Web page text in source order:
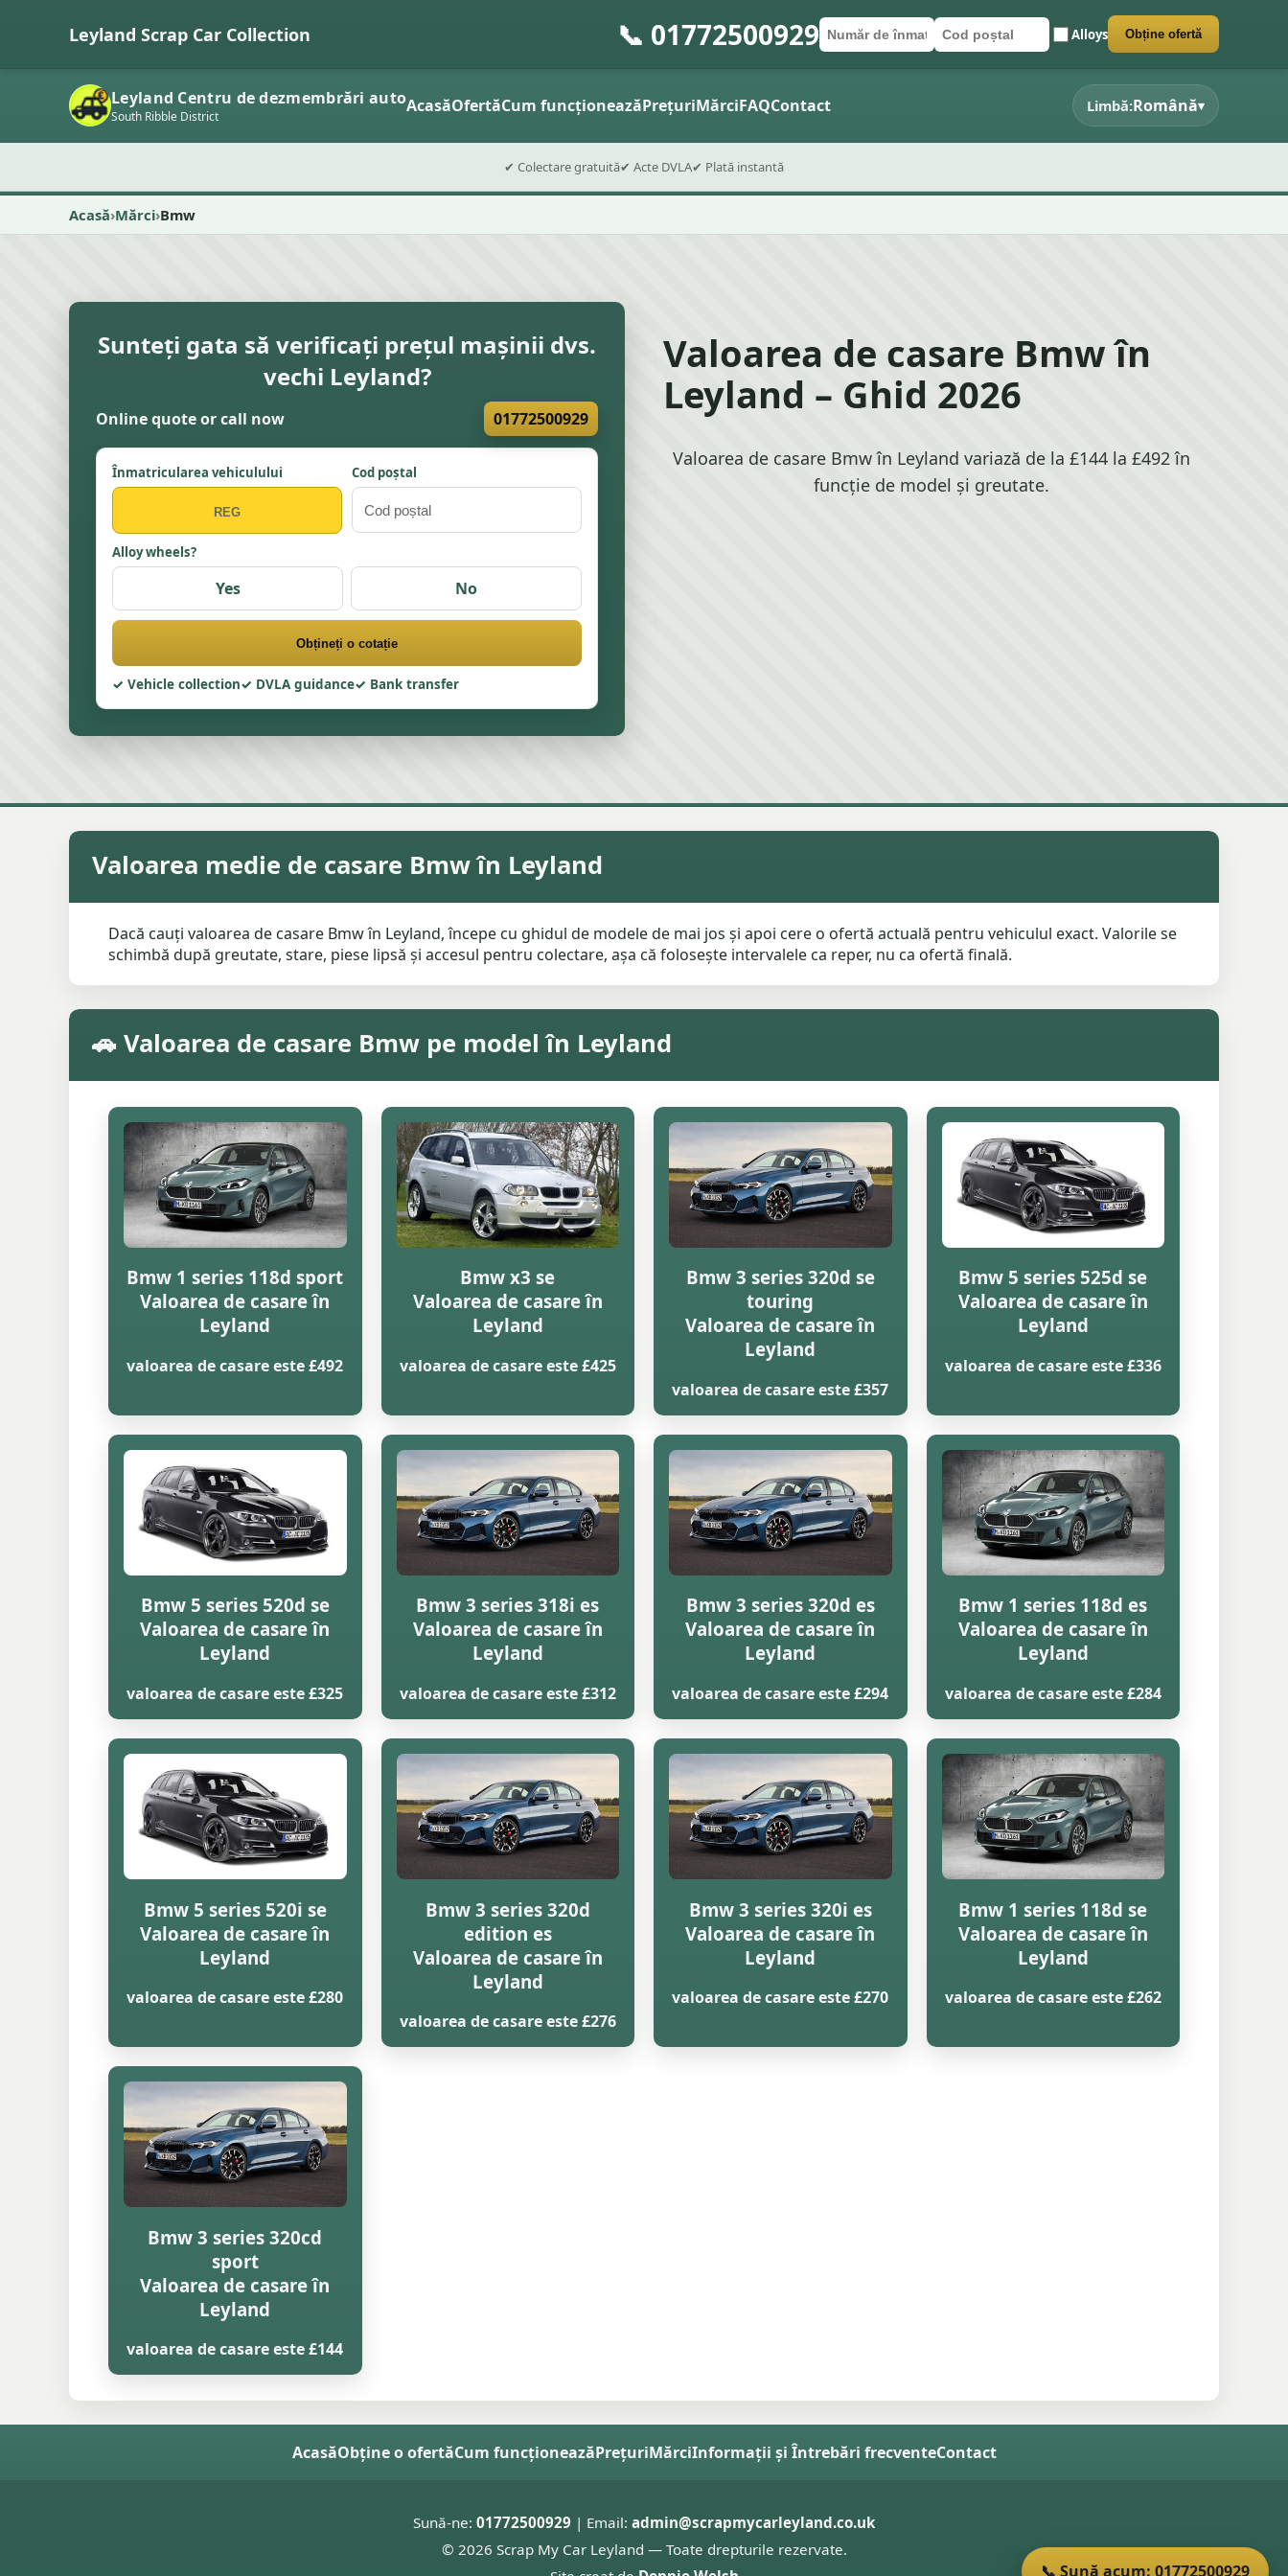
Leyland Scrap Car Collection 📞 01772500929Număr de înmatriculare
Cod poștal Alloys
Trimite formularul Obține ofertă
Leyland Centru de dezmembrări auto
South Ribble District AcasăOfertăCum funcționeazăPrețuriMărciFAQContact Limbă:Română▾
✔ Colectare gratuită✔ Acte DVLA✔ Plată instantă
Acasă Mărci Bmw
Sunteți gata să verificați prețul mașinii dvs.
vechi Leyland?
Online quote or call now 01772500929
Înmatricularea vehiculului Cod poștal
Alloy wheels?
Yes No
Obțineți o cotație
Vehicle collection DVLA guidance Bank transfer
Valoarea de casare Bmw în
Leyland – Ghid 2026
Valoarea de casare Bmw în Leyland variază de la £144 la £492 în
funcție de model și greutate.
Valoarea medie de casare Bmw în Leyland
Dacă cauți valoarea de casare Bmw în Leyland, începe cu ghidul de modele de mai jos și apoi cere o ofertă actuală pentru vehiculul exact. Valorile se
schimbă după greutate, stare, piese lipsă și accesul pentru colectare, așa că folosește intervalele ca reper, nu ca ofertă finală.
🚗 Valoarea de casare Bmw pe model în Leyland
Bmw 1 series 118d sport
Valoarea de casare în
Leyland
valoarea de casare este £492
Bmw x3 se
Valoarea de casare în
Leyland
valoarea de casare este £425
Bmw 3 series 320d se
touring
Valoarea de casare în
Leyland
valoarea de casare este £357
Bmw 5 series 525d se
Valoarea de casare în
Leyland
valoarea de casare este £336
Bmw 5 series 520d se
Valoarea de casare în
Leyland
valoarea de casare este £325
Bmw 3 series 318i es
Valoarea de casare în
Leyland
valoarea de casare este £312
Bmw 3 series 320d es
Valoarea de casare în
Leyland
valoarea de casare este £294
Bmw 1 series 118d es
Valoarea de casare în
Leyland
valoarea de casare este £284
Bmw 5 series 520i se
Valoarea de casare în
Leyland
valoarea de casare este £280
Bmw 3 series 320d
edition es
Valoarea de casare în
Leyland
valoarea de casare este £276
Bmw 3 series 320i es
Valoarea de casare în
Leyland
valoarea de casare este £270
Bmw 1 series 118d se
Valoarea de casare în
Leyland
valoarea de casare este £262
Bmw 3 series 320cd
sport
Valoarea de casare în
Leyland
valoarea de casare este £144
AcasăObține o ofertăCum funcționeazăPrețuriMărciInformații și Întrebări frecventeContact
Sună-ne: 01772500929 | Email: admin@scrapmycarleyland.co.uk
© 2026 Scrap My Car Leyland — Toate drepturile rezervate.
📞 Sună acum: 01772500929